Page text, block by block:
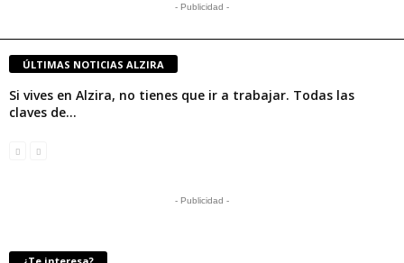
- Publicidad -
ÚLTIMAS NOTICIAS ALZIRA
Si vives en Alzira, no tienes que ir a trabajar. Todas las
claves de...
- Publicidad -